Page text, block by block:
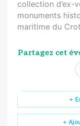
collection d’ex-
monuments
maritime du
Partagez cet
+
+